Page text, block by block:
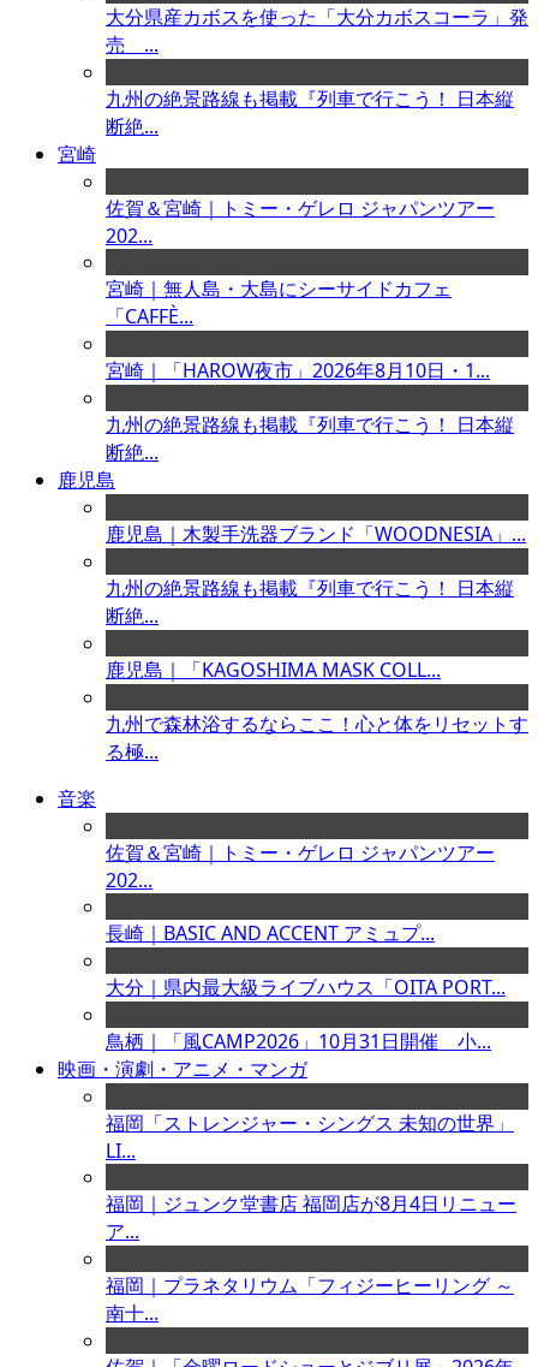
大分県産カボスを使った「大分カボスコーラ」発
売 ...
九州の絶景路線も掲載『列車で行こう！ 日本縦
断絶...
宮崎
佐賀＆宮崎｜トミー・ゲレロ ジャパンツアー
202...
宮崎｜無人島・大島にシーサイドカフェ
「CAFFÈ...
宮崎｜「HAROW夜市」2026年8月10日・1...
九州の絶景路線も掲載『列車で行こう！ 日本縦
断絶...
鹿児島
鹿児島｜木製手洗器ブランド「WOODNESIA」...
九州の絶景路線も掲載『列車で行こう！ 日本縦
断絶...
鹿児島｜「KAGOSHIMA MASK COLL...
九州で森林浴するならここ！心と体をリセットす
る極...
音楽
佐賀＆宮崎｜トミー・ゲレロ ジャパンツアー
202...
長崎｜BASIC AND ACCENT アミュプ...
大分｜県内最大級ライブハウス「OITA PORT...
鳥栖｜「風CAMP2026」10月31日開催 小...
映画・演劇・アニメ・マンガ
福岡「ストレンジャー・シングス 未知の世界」
LI...
福岡｜ジュンク堂書店 福岡店が8月4日リニュー
ア...
福岡｜プラネタリウム「フィジーヒーリング ～
南十...